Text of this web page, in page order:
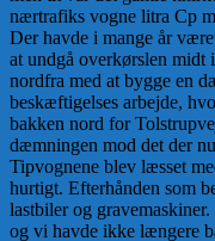
nærtrafiks vogne litra Cp
Der havde i mange år
at undgå overkørslen midt
nordfra med at bygge en
beskæftigelses arbejde,
bakken nord for
dæmningen mod det der
Tipvognene blev læsset
hurtigt. Efterhånden som
lastbiler og
og vi havde ikke længere